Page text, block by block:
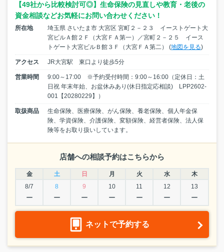
【49社から比較検討可◎】生命保険の見直しや教育・老後の
資金相談などお気軽にお問い合わせください！
所在地
埼玉県 さいたま市 大宮区 宮町２－２３ イーストゲート大
宮ビルＡ館２Ｆ（大宮ＦＡ第一）／宮町２－２５ イース
トゲート大宮ビルＢ館３Ｆ（大宮ＦＡ第二） (地図を見る)
アクセス JR大宮駅 東口より徒歩5分
営業時間
9:00～17:00 ※予約受付時間：9:00～16:00（定休日：土
日祝 年末年始、お盆休みあり(休日指定応相談) LPP2602-
001【20280229】）
取扱商品
生命保険、医療保険、がん保険、養老保険、個人年金保
険、学資保険、介護保険、変額保険、経営者保険、法人保
険等をお取り扱いしています。
店舗への相談予約はこちらから
金 土 日 月 火 水
木
8/7
8 9 10 11 12 13
ー ー ー ー ー ー ー
ネットで予約する